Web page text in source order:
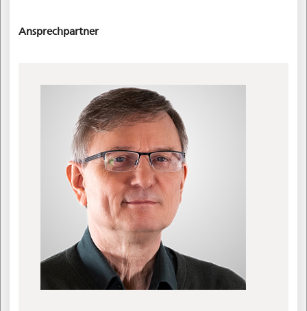
Ansprechpartner